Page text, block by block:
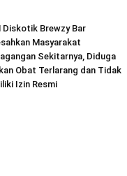
Diskotik Brewzy Bar
Masyarakat
Sekitarnya, Diduga
Obat Terlarang dan Tidak
Izin Resmi